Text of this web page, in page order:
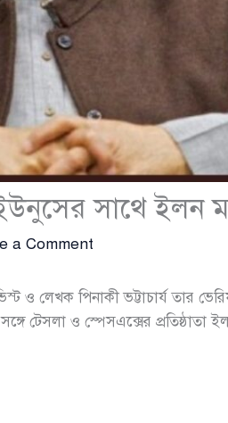
সাথে ইলন
a Comment
ও লেখক পিনাকী ভট্টাচার্য তার
টেসলা ও স্পেসএক্সের প্রতিষ্ঠাতা